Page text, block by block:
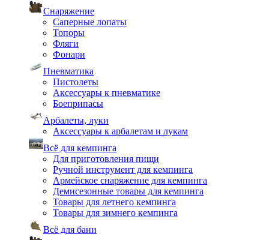
Снаряжение
Саперные лопаты
Топоры
Фляги
Фонари
Пневматика
Пистолеты
Аксессуары к пневматике
Боеприпасы
Арбалеты, луки
Аксессуары к арбалетам и лукам
Всё для кемпинга
Для приготовления пищи
Ручной инструмент для кемпинга
Армейское снаряжение для кемпинга
Демисезонные товары для кемпинга
Товары для летнего кемпинга
Товары для зимнего кемпинга
Всё для бани